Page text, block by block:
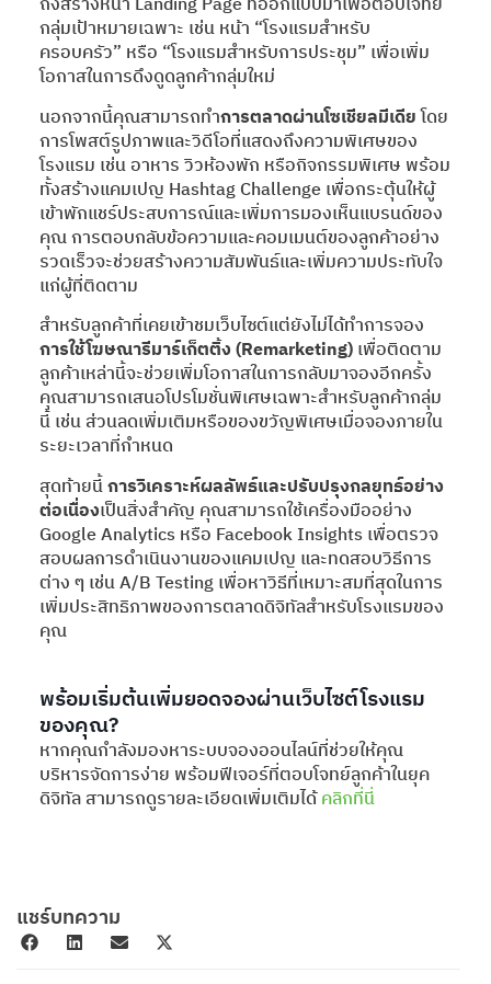
กลุ่มเป้าหมายเฉพาะ เช่น หน้า “โรงแรมสำหรับ
ครอบครัว” หรือ “โรงแรมสำหรับการประชุม” เพื่อเพิ่ม
โอกาสในการดึงดูดลูกค้ากลุ่มใหม่
นอกจากนี้คุณสามารถทำการตลาดผ่านโซเชียลมีเดียโดย
การโพสต์รูปภาพและวิดีโอที่แสดงถึงความพิเศษของ
โรงแรม เช่น อาหาร วิวห้องพัก หรือกิจกรรมพิเศษ พร้อม
ทั้งสร้างแคมเปญ Hashtag Challenge เพื่อกระตุ้นให้ผู้
เข้าพักแชร์ประสบการณ์และเพิ่มการมองเห็นแบรนด์ของ
คุณ การตอบกลับข้อความและคอมเมนต์ของลูกค้าอย่าง
รวดเร็วจะช่วยสร้างความสัมพันธ์และเพิ่มความประทับใจ
แก่ผู้ที่ติดตาม
สำหรับลูกค้าที่เคยเข้าชมเว็บไซต์แต่ยังไม่ได้ทำการจอง
การใช้โฆษณารีมาร์เก็ตติ้ง (Remarketing)เพื่อติดตาม
ลูกค้าเหล่านี้จะช่วยเพิ่มโอกาสในการกลับมาจองอีกครั้ง
คุณสามารถเสนอโปรโมชั่นพิเศษเฉพาะสำหรับลูกค้ากลุ่ม
นี้ เช่น ส่วนลดเพิ่มเติมหรือของขวัญพิเศษเมื่อจองภายใน
ระยะเวลาที่กำหนด
สุดท้ายนี้การวิเคราะห์ผลลัพธ์และปรับปรุงกลยุทธ์อย่าง
ต่อเนื่องเป็นสิ่งสำคัญ คุณสามารถใช้เครื่องมืออย่าง
Google Analytics หรือ Facebook Insights เพื่อตรวจ
สอบผลการดำเนินงานของแคมเปญ และทดสอบวิธีการ
ต่าง ๆ เช่น A/B Testing เพื่อหาวิธีที่เหมาะสมที่สุดในการ
เพิ่มประสิทธิภาพของการตลาดดิจิทัลสำหรับโรงแรมของ
คุณ
พร้อมเริ่มต้นเพิ่มยอดจองผ่านเว็บไซต์โรงแรม
ของคุณ?
หากคุณกำลังมองหาระบบจองออนไลน์ที่ช่วยให้คุณ
บริหารจัดการง่าย พร้อมฟีเจอร์ที่ตอบโจทย์ลูกค้าในยุค
ดิจิทัล สามารถดูรายละเอียดเพิ่มเติมได้คลิกที่นี่
แชร์บทความ